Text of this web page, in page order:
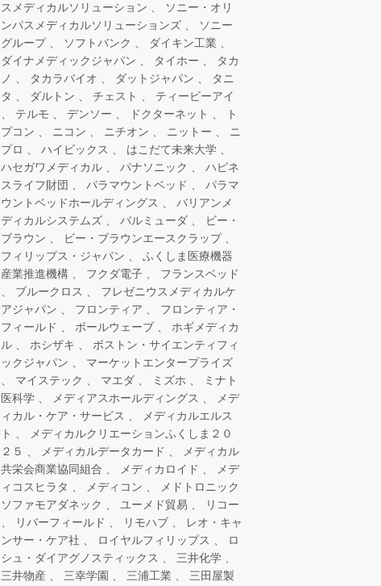
スメディカルソリューション
ソニー・オリ
ンパスメディカルソリューションズ
ソニー
グループ
ソフトバンク
ダイキン工業
ダイナメディックジャパン
タイホー
タカ
ノ
タカラバイオ ダットジャパン
タニ
タ
ダルトン チェスト
ティービーアイ
テルモ
デンソー ドクターネット
ト
プコン
ニコン ニチオン ニットー
ニ
プロ
ハイビックス
はこだて未来大学
ハセガワメディカル
パナソニック
ハピネ
スライフ財団
パラマウントベッド
パラマ
ウントベッドホールディングス
バリアンメ
ディカルシステムズ
バルミューダ
ビー・
ブラウン
ビー・ブラウンエースクラップ
フィリップス・ジャパン
ふくしま医療機器
産業推進機構
フクダ電子
フランスベッド
ブルークロス
フレゼニウスメディカルケ
アジャパン
フロンティア
フロンティア・
フィールド
ボールウェーブ
ホギメディカ
ル
ホシザキ
ボストン・サイエンティフィ
ックジャパン
マーケットエンタープライズ
マイステック
マエダ ミズホ
ミナト
医科学
メディアスホールディングス
メデ
ィカル・ケア・サービス
メディカルエルス
ト
メディカルクリエーションふくしま２０
２５
メディカルデータカード
メディカル
共栄会商業協同組合
メディカロイド
メデ
ィコスヒラタ
メディコン
メドトロニック
ソファモアダネック
ユーメド貿易
リコー
リバーフィールド
リモハブ
レオ・キャ
ンサー・ケア社
ロイヤルフィリップス
ロ
シュ・ダイアグノスティックス
三井化学
三井物産
三幸学園 三浦工業
三田屋製